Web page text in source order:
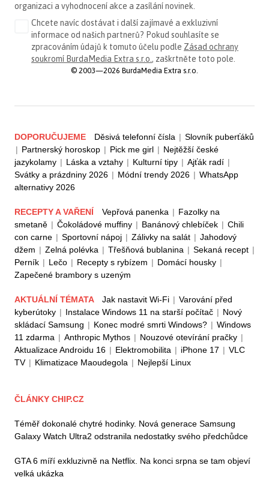
organizaci a vyhodnocení akce a zasílání novinek.
Chcete navíc dostávat i další zajímavé a exkluzivní
informace od našich partnerů? Pokud souhlasíte se
zpracováním údajů k tomuto účelu podle Zásad ochrany
soukromí BurdaMedia Extra s.r.o. , zaškrtněte toto pole.
© 2003—2026 BurdaMedia Extra s.r.o.
DOPORUČUJEME Děsivá telefonní čísla | Slovník puberťáků
| Partnerský horoskop | Pick me girl | Nejtěžší české
jazykolamy | Láska a vztahy | Kulturní tipy | Ajťák radí |
Svátky a prázdniny 2026 | Módní trendy 2026 | WhatsApp
alternativy 2026
RECEPTY A VAŘENÍ Vepřová panenka | Fazolky na
smetaně | Čokoládové muffiny | Banánový chlebíček | Chili
con carne | Sportovní nápoj | Zálivky na salát | Jahodový
džem | Zelná polévka | Třešňová bublanina | Sekaná recept |
Perník | Lečo | Recepty s rybízem | Domácí housky |
Zapečené brambory s uzeným
AKTUÁLNÍ TÉMATA Jak nastavit Wi-Fi | Varování před
kyberútoky | Instalace Windows 11 na starší počítač | Nový
skládací Samsung | Konec modré smrti Windows? | Windows
11 zdarma | Anthropic Mythos | Nouzové otevírání pračky |
Aktualizace Androidu 16 | Elektromobilita | iPhone 17 | VLC
TV | Klimatizace Maoudegola | Nejlepší Linux
ČLÁNKY CHIP.CZ
Téměř dokonalé chytré hodinky. Nová generace Samsung
Galaxy Watch Ultra2 odstranila nedostatky svého předchůdce
GTA 6 míří exkluzivně na Netflix. Na konci srpna se tam objeví
velká ukázka